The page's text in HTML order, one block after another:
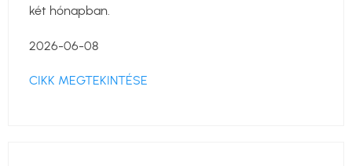
két hónapban.
2026-06-08
CIKK MEGTEKINTÉSE